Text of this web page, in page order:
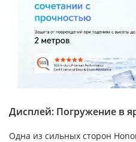
Дисплей: Погружение в
Одна из сильных сторон